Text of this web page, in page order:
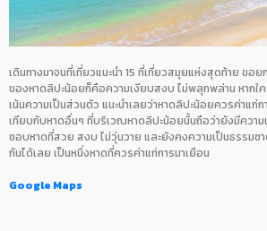
เดินทางมาจนที่เที่ยวแนะนำ 15 ที่เที่ยวสมุยแห่งสุดท้าย ขอ
ของหาดลิปะน้อยก็คือความเงียบสงบ ไม่พลุกพล่าน หากใ
เน้นความเป็นส่วนตัว แนะนำเลยว่าหาดลิปะน้อยควรค่าแก่
เทียบกับหาดอื่นๆ ที่บริเวณหาดลิปะน้อยนั้นถือว่ายังมีความ
ชอบหาดที่สวย สงบ ไม่วุ่นวาย และยังคงความเป็นธรรมชา
กันได้เลย เป็นหนึ่งหาดที่ควรค่าแก่การมาเยือน
Google Maps